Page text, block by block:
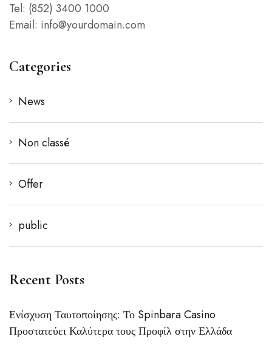
Tel: (852) 3400 1000
Email: info@yourdomain.com
Categories
News
Non classé
Offer
public
Recent Posts
Ενίσχυση Ταυτοποίησης: Το Spinbara Casino
Προστατεύει Καλύτερα τους Προφίλ στην Ελλάδα